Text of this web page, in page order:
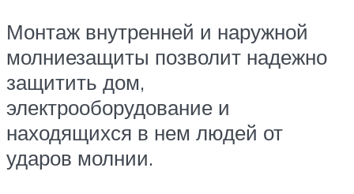
Монтаж внутренней и наружной
молниезащиты позволит надежно
защитить дом,
электрооборудование и
находящихся в нем людей от
ударов молнии.